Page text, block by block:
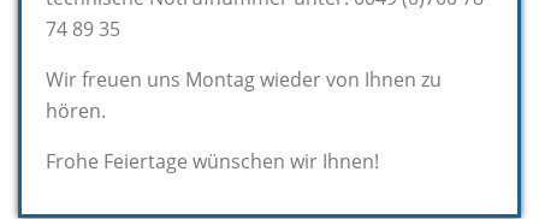
74 89 35
Wir freuen uns Montag wieder von Ihnen zu
hören.
Frohe Feiertage wünschen wir Ihnen!